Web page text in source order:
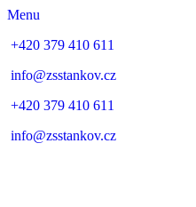
Menu
+420 379 410 611
info@zsstankov.cz
+420 379 410 611
info@zsstankov.cz